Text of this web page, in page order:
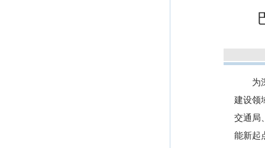
为深
建设领
交通局
能新起